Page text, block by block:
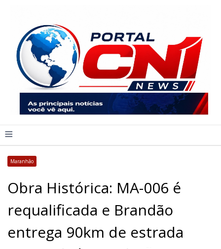
≡
Maranhão
Obra Histórica: MA-006 é
requalificada e Brandão
entrega 90km de estrada